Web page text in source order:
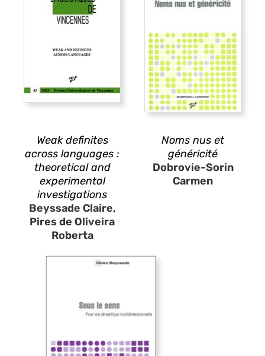
Weak definites
across languages :
theoretical and
experimental
investigations
Beyssade Claire,
Pires de Oliveira
Roberta
Noms nus et
généricité
Dobrovie-Sorin
Carmen